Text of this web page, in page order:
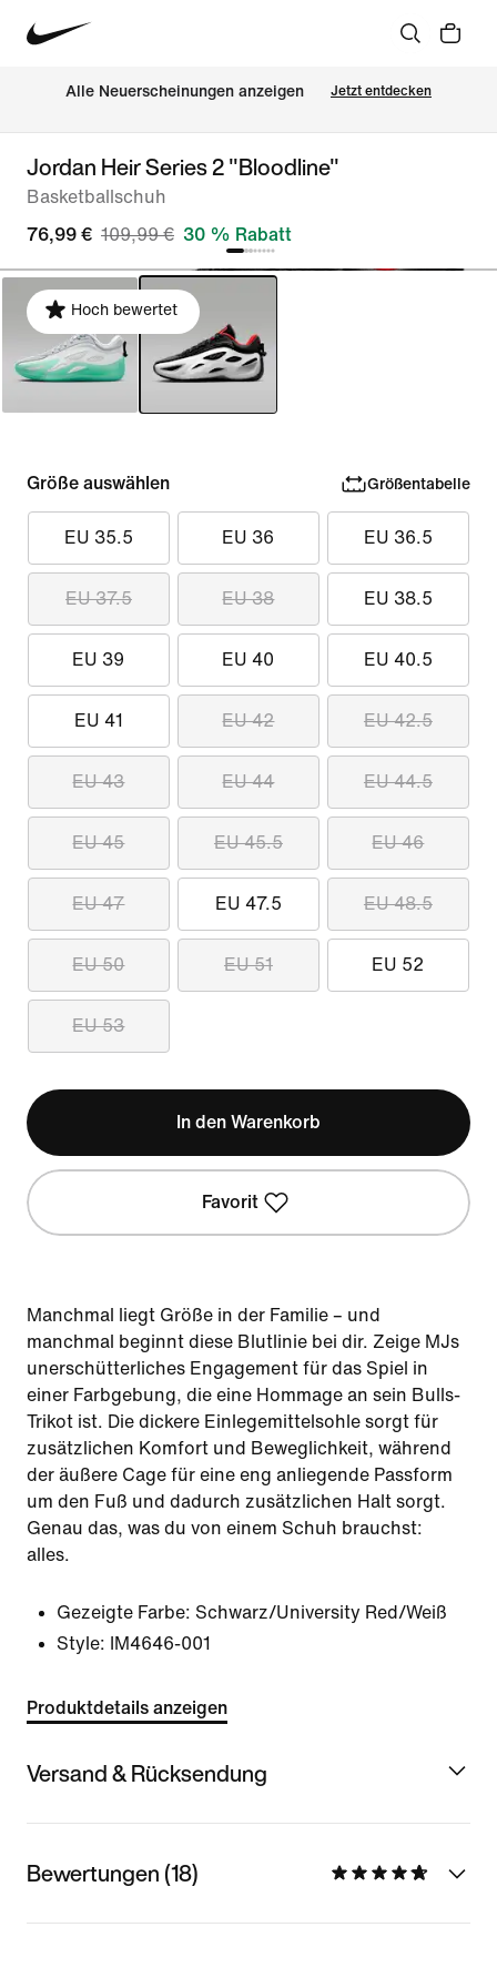
Alle Neuerscheinungen anzeigen Jetzt entdecken
Jordan Heir Series 2 "Bloodline"
Basketballschuh
76,99 € 109,99 € 30 % Rabatt
Hoch bewertet
Größe auswählen Größentabelle
EU 35.5 EU 36 EU 36.5
EU 37.5 EU 38 EU 38.5
EU 39 EU 40 EU 40.5
EU 41 EU 42 EU 42.5
EU 43 EU 44 EU 44.5
EU 45 EU 45.5 EU 46
EU 47 EU 47.5 EU 48.5
EU 50 EU 51 EU 52
EU 53
In den Warenkorb
Favorit
Manchmal liegt Größe in der Familie – und
manchmal beginnt diese Blutlinie bei dir. Zeige MJs
unerschütterliches Engagement für das Spiel in
einer Farbgebung, die eine Hommage an sein Bulls-
Trikot ist. Die dickere Einlegemittelsohle sorgt für
zusätzlichen Komfort und Beweglichkeit, während
der äußere Cage für eine eng anliegende Passform
um den Fuß und dadurch zusätzlichen Halt sorgt.
Genau das, was du von einem Schuh brauchst:
alles.
Gezeigte Farbe: Schwarz/University Red/Weiß
Style:
IM4646-001
Produktdetails anzeigen
Versand & Rücksendung
Bewertungen (18)